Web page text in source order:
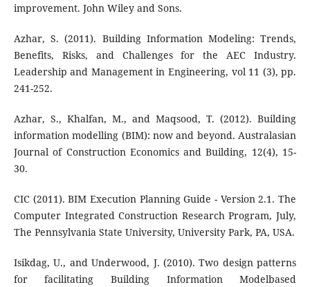
improvement. John Wiley and Sons.
Azhar, S. (2011). Building Information Modeling: Trends,
Benefits, Risks, and Challenges for the AEC Industry.
Leadership and Management in Engineering, vol 11 (3), pp.
241-252.
Azhar, S., Khalfan, M., and Maqsood, T. (2012). Building
information modelling (BIM): now and beyond. Australasian
Journal of Construction Economics and Building, 12(4), 15-
30.
CIC (2011). BIM Execution Planning Guide - Version 2.1. The
Computer Integrated Construction Research Program, July,
The Pennsylvania State University, University Park, PA, USA.
Isikdag, U., and Underwood, J. (2010). Two design patterns
for facilitating Building Information Modelbased